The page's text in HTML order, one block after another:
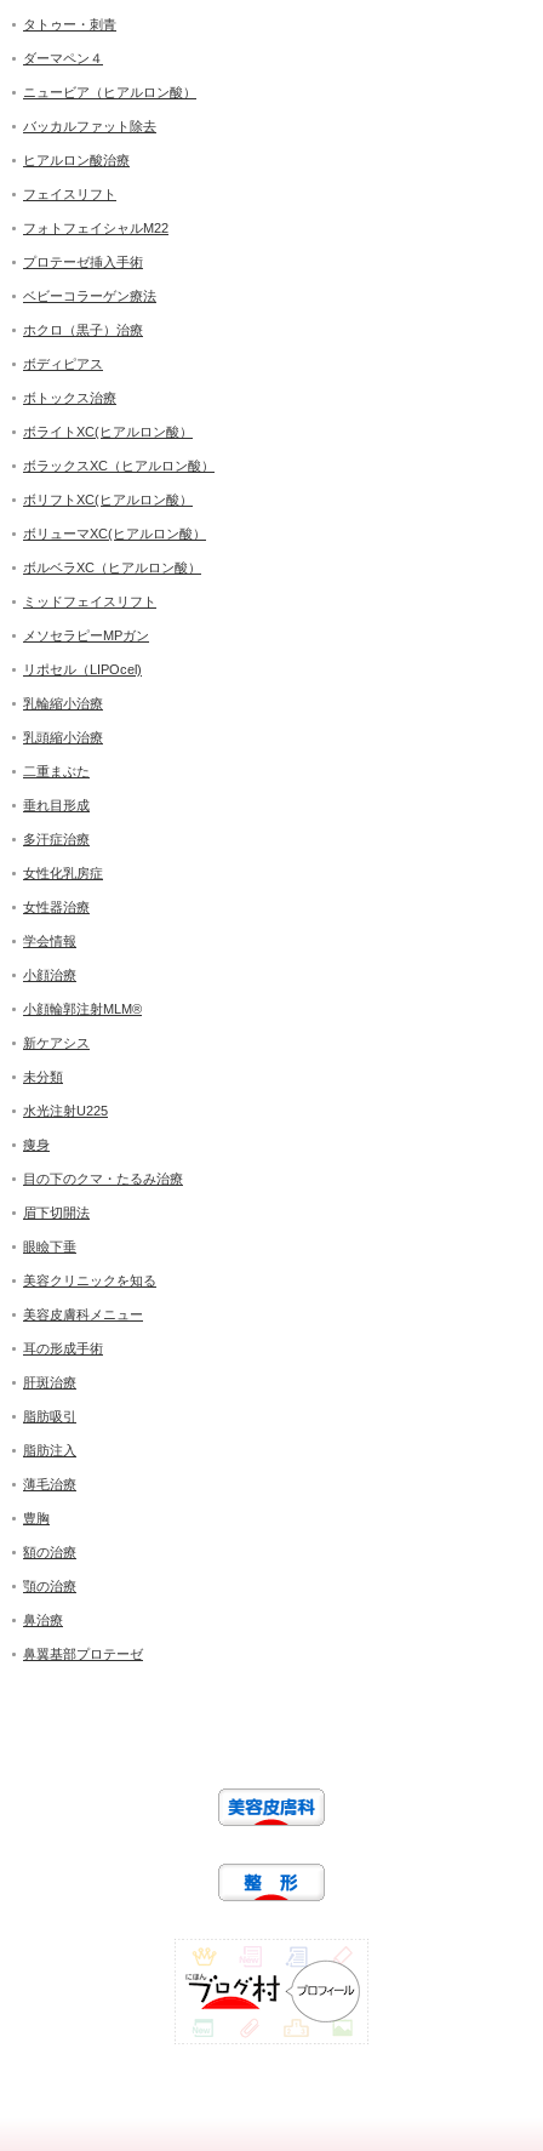
タトゥー・刺青
ダーマペン４
ニュービア（ヒアルロン酸）
バッカルファット除去
ヒアルロン酸治療
フェイスリフト
フォトフェイシャルM22
プロテーゼ挿入手術
ベビーコラーゲン療法
ホクロ（黒子）治療
ボディピアス
ボトックス治療
ボライトXC(ヒアルロン酸）
ボラックスXC（ヒアルロン酸）
ボリフトXC(ヒアルロン酸）
ボリューマXC(ヒアルロン酸）
ボルベラXC（ヒアルロン酸）
ミッドフェイスリフト
メソセラピーMPガン
リポセル（LIPOcel)
乳輪縮小治療
乳頭縮小治療
二重まぶた
垂れ目形成
多汗症治療
女性化乳房症
女性器治療
学会情報
小顔治療
小顔輪郭注射MLM®
新ケアシス
未分類
水光注射U225
痩身
目の下のクマ・たるみ治療
眉下切開法
眼瞼下垂
美容クリニックを知る
美容皮膚科メニュー
耳の形成手術
肝斑治療
脂肪吸引
脂肪注入
薄毛治療
豊胸
額の治療
顎の治療
鼻治療
鼻翼基部プロテーゼ